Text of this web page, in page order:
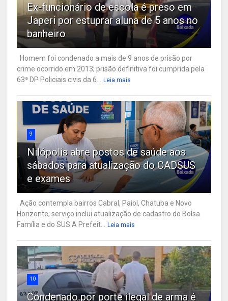
Ex-funcionário de escola é preso em
Japeri por estuprar aluna de 5 anos no
banheiro
Homem foi condenado a mais de 9 anos de prisão por
crime ocorrido em 2013; prisão definitiva foi cumprida pela
63ª DP Policiais civis da 6...
Leia mais
9
Nilópolis abre postos de saúde aos
sábados para atualização do CADSUS
e exames
Ação contempla bairros Cabral, Paiol, Chatuba e Novo
Horizonte; serviço inclui atualização de cadastro do Bolsa
Família e do SUS A Prefeit...
Leia mais
10
Condenado por porte ilegal de arma é